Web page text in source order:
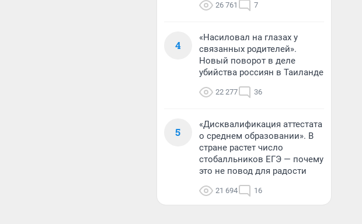
26 761 7
4
«Насиловал на глазах у
связанных родителей».
Новый поворот в деле
убийства россиян в Таиланде
22 277 36
5
«Дисквалификация аттестата
о среднем образовании». В
стране растет число
стобалльников ЕГЭ — почему
это не повод для радости
21 694 16